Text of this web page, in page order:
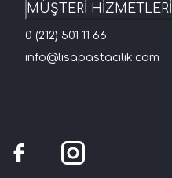
MÜŞTERİ HİZMETLERİ
0 (212) 501 11 66
info@lisapastacilik.com